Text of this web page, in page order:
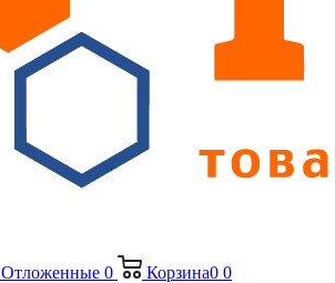
Отложенные 0 Корзина0 0